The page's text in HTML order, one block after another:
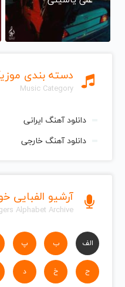
دسته بندی
Music Category
دانلود آهنگ ایرانی
دانلود آهنگ خارجی
آرشیو الفبایی
Alphabet Archive
الف ب پ
ح خ د